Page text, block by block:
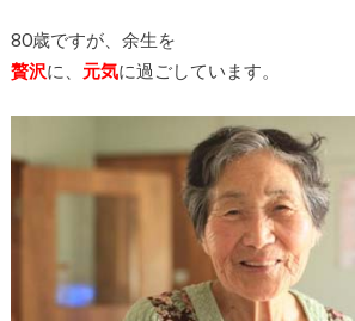
80歳ですが、余生を
贅沢に、 元気に過ごしています。